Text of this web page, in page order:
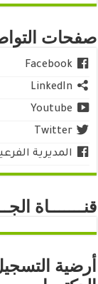
صفحات
Facebook
LinkedIn
Youtube
Twitter
المديرية
قنـــــــاة
أرضية